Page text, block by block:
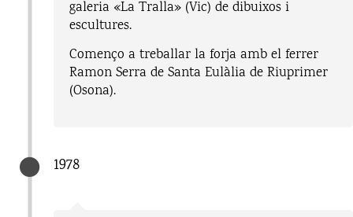
galeria «La Tralla» (Vic) de dibuixos i
escultures.
Començo a treballar la forja amb el ferrer
Ramon Serra de Santa Eulàlia de Riuprimer
(Osona).
1978